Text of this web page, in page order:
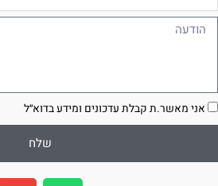
אני מאשר.ת קבלת עדכונים ומידע בדוא״ל
שלח